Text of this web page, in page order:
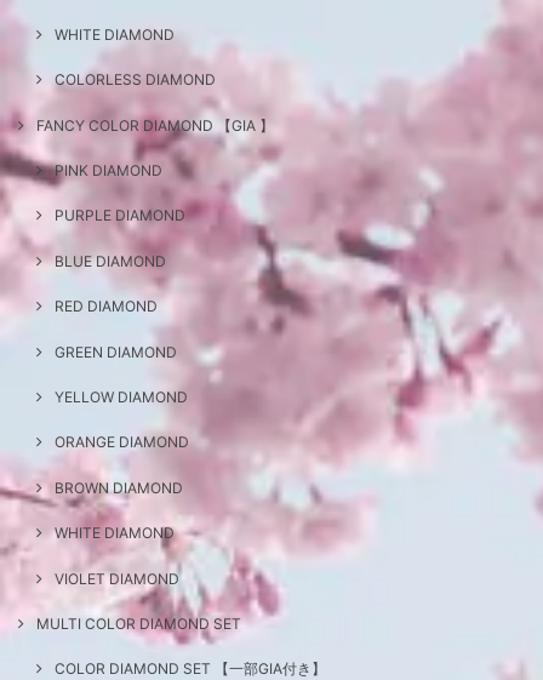
WHITE DIAMOND
COLORLESS DIAMOND
FANCY COLOR DIAMOND 【GIA 】
PINK DIAMOND
PURPLE DIAMOND
BLUE DIAMOND
RED DIAMOND
GREEN DIAMOND
YELLOW DIAMOND
ORANGE DIAMOND
BROWN DIAMOND
WHITE DIAMOND
VIOLET DIAMOND
MULTI COLOR DIAMOND SET
COLOR DIAMOND SET 【一部GIA付き】